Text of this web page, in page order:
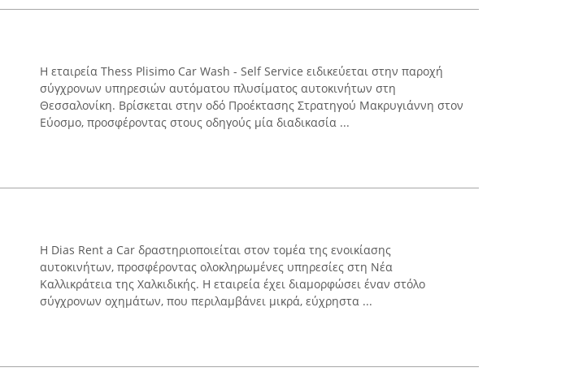
Η εταιρεία Thess Plisimo Car Wash - Self Service ειδικεύεται στην παροχή
σύγχρονων υπηρεσιών αυτόματου πλυσίματος αυτοκινήτων στη
Θεσσαλονίκη. Βρίσκεται στην οδό Προέκτασης Στρατηγού Μακρυγιάννη στον
Εύοσμο, προσφέροντας στους οδηγούς μία διαδικασία ...
Η Dias Rent a Car δραστηριοποιείται στον τομέα της ενοικίασης
αυτοκινήτων, προσφέροντας ολοκληρωμένες υπηρεσίες στη Νέα
Καλλικράτεια της Χαλκιδικής. Η εταιρεία έχει διαμορφώσει έναν στόλο
σύγχρονων οχημάτων, που περιλαμβάνει μικρά, εύχρηστα ...